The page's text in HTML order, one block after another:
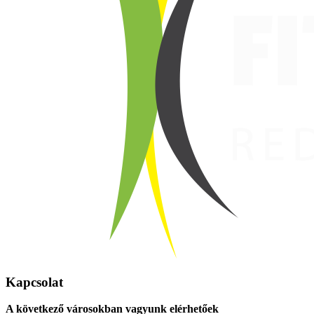
Kapcsolat
A következő városokban vagyunk elérhetőek